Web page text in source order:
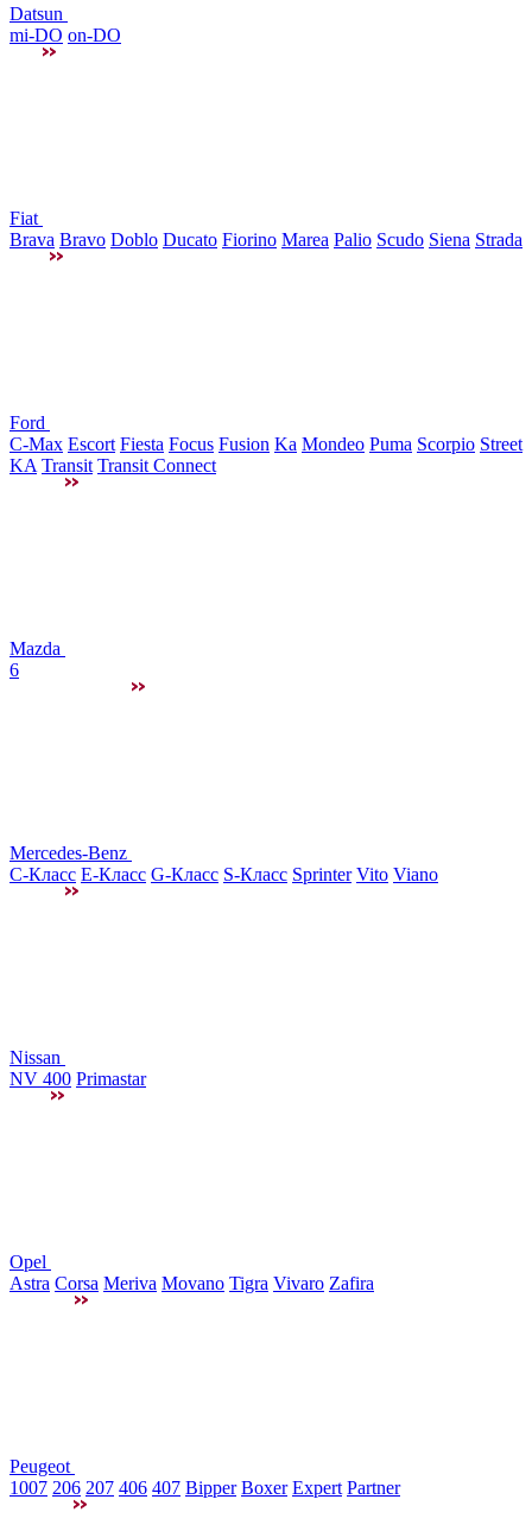
Datsun
mi-DO on-DO
Fiat
Brava Bravo Doblo Ducato Fiorino Marea Palio Scudo Siena Strada
Ford
C-Max Escort Fiesta Focus Fusion Ka Mondeo Puma Scorpio Street
KA Transit Transit Connect
Mazda
6
Mercedes-Benz
C-Класс E-Класс G-Класс S-Класс Sprinter Vito Viano
Nissan
NV 400 Primastar
Opel
Astra Corsa Meriva Movano Tigra Vivaro Zafira
Peugeot
1007 206 207 406 407 Bipper Boxer Expert Partner